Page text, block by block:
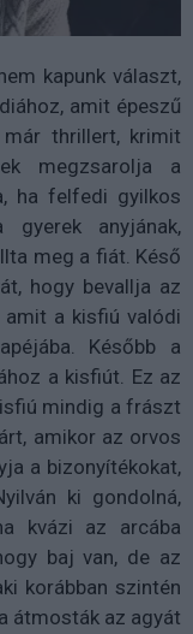
kapunk választ,
amit épeszű
thrillert, krimit
megzsarolja a
ha felfedi gyilkos
anyjának,
meg a fiát. Késő
hogy bevallja az
a kisfiú valódi
Később a
a kisfiút. Ez az
mindig a frászt
amikor az orvos
a bizonyítékokat,
ki gondolná,
kvázi az arcába
baj van, de az
korábban szintén
átmosták az agyát